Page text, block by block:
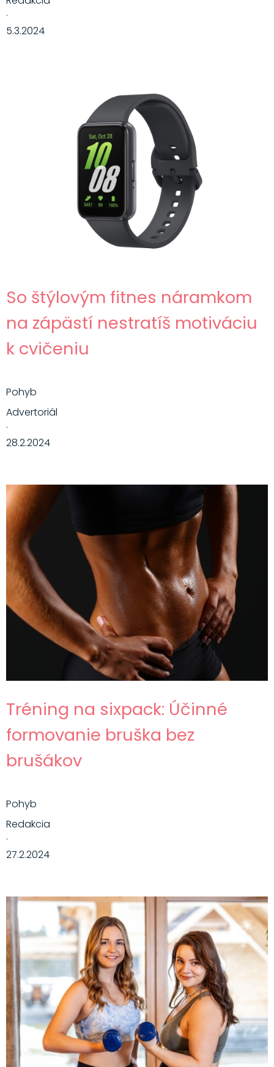
·
5.3.2024
So štýlovým fitnes náramkom
na zápästí nestratíš motiváciu
k cvičeniu
Pohyb
Advertoriál
·
28.2.2024
Tréning na sixpack: Účinné
formovanie bruška bez
brušákov
Pohyb
Redakcia
·
27.2.2024